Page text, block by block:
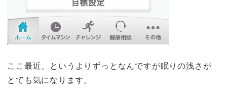
ここ最近、というよりずっとなんですが眠りの浅さが
とても気になります。